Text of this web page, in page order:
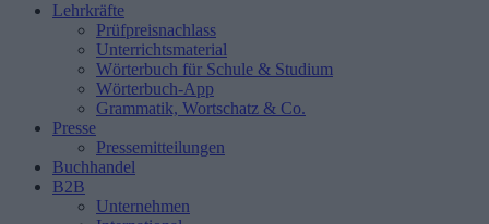
Lehrkräfte
Prüfpreisnachlass
Unterrichtsmaterial
Wörterbuch für Schule & Studium
Wörterbuch-App
Grammatik, Wortschatz & Co.
Presse
Pressemitteilungen
Buchhandel
B2B
Unternehmen